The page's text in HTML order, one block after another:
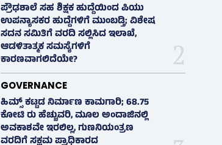
ಪ್ರೌಢಶಾಲೆ ಸಹ ಶಿಕ್ಷಕ ಹುದ್ದೆಯಿಂದ ಪಿಯು
ಉಪನ್ಯಾಸಕರ ಹುದ್ದೆಗಳಿಗೆ ಮುಂಬಡ್ತಿ; ವಿಶೇಷ
ಸದನ ಸಮಿತಿಗೆ ವರದಿ ಸಲ್ಲಿಸಿದ ಇಲಾಖೆ,
ಆಡಳಿತಾತ್ಮಕ ಸಮಸ್ಯೆಗಳಿಗೆ
ಕಾರಣವಾಗಲಿದೆಯೇ?
GOVERNANCE
ಹಿಮ್ಸ್‌ ಕಟ್ಟಡ ನಿರ್ಮಾಣ ಕಾಮಗಾರಿ; 68.75
ಕೋಟಿ ರು ಹೆಚ್ಚುವರಿ, ಮೂಲ ಅಂದಾಜಿನಲ್ಲಿ
ಅವಕಾಶವೇ ಇರಲಿಲ್ಲ, ಗುಣನಿಯಂತ್ರಣ
ವರದಿಗೆ ಸಕ್ಷಮ ಪ್ರಾಧಿಕಾರದ